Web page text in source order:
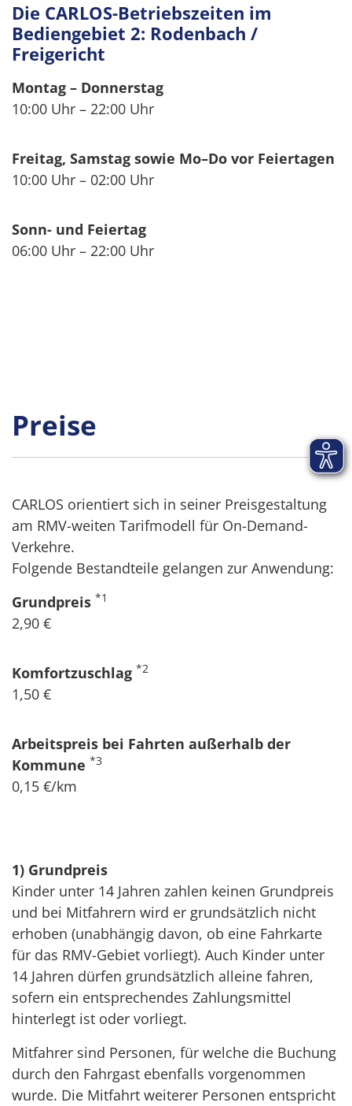
Die CARLOS-Betriebszeiten im
Bediengebiet 2: Rodenbach /
Freigericht
Montag – Donnerstag
10:00 Uhr – 22:00 Uhr
Freitag, Samstag sowie Mo–Do vor Feiertagen
10:00 Uhr – 02:00 Uhr
Sonn- und Feiertag
06:00 Uhr – 22:00 Uhr
Preise
CARLOS orientiert sich in seiner Preisgestaltung
am RMV-weiten Tarifmodell für On-Demand-
Verkehre.
Folgende Bestandteile gelangen zur Anwendung:
Grundpreis *1
2,90 €
Komfortzuschlag *2
1,50 €
Arbeitspreis bei Fahrten außerhalb der
Kommune *3
0,15 €/km
1) Grundpreis
Kinder unter 14 Jahren zahlen keinen Grundpreis
und bei Mitfahrern wird er grundsätzlich nicht
erhoben (unabhängig davon, ob eine Fahrkarte
für das RMV-Gebiet vorliegt). Auch Kinder unter
14 Jahren dürfen grundsätzlich alleine fahren,
sofern ein entsprechendes Zahlungsmittel
hinterlegt ist oder vorliegt.
Mitfahrer sind Personen, für welche die Buchung
durch den Fahrgast ebenfalls vorgenommen
wurde. Die Mitfahrt weiterer Personen entspricht